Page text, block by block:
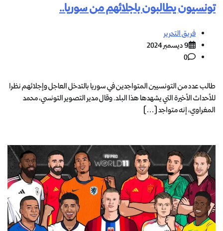
تونسيون يطالبون باجلائهم من سوريا..
فريق التحرير
9 ديسمبر 2024
0
طالب عدد من التونسيين المتواجدين في سوريا بالتدخل العاجل وإجلائهم نظرا
للأحداث الأخيرة التي يشهدها هذا البلد. وقال مدير التصوير التونسي، محمد
المغراوي، إنه متواجد […]